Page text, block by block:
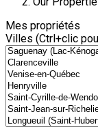
Mes propriétés
Villes (Ctrl+clic